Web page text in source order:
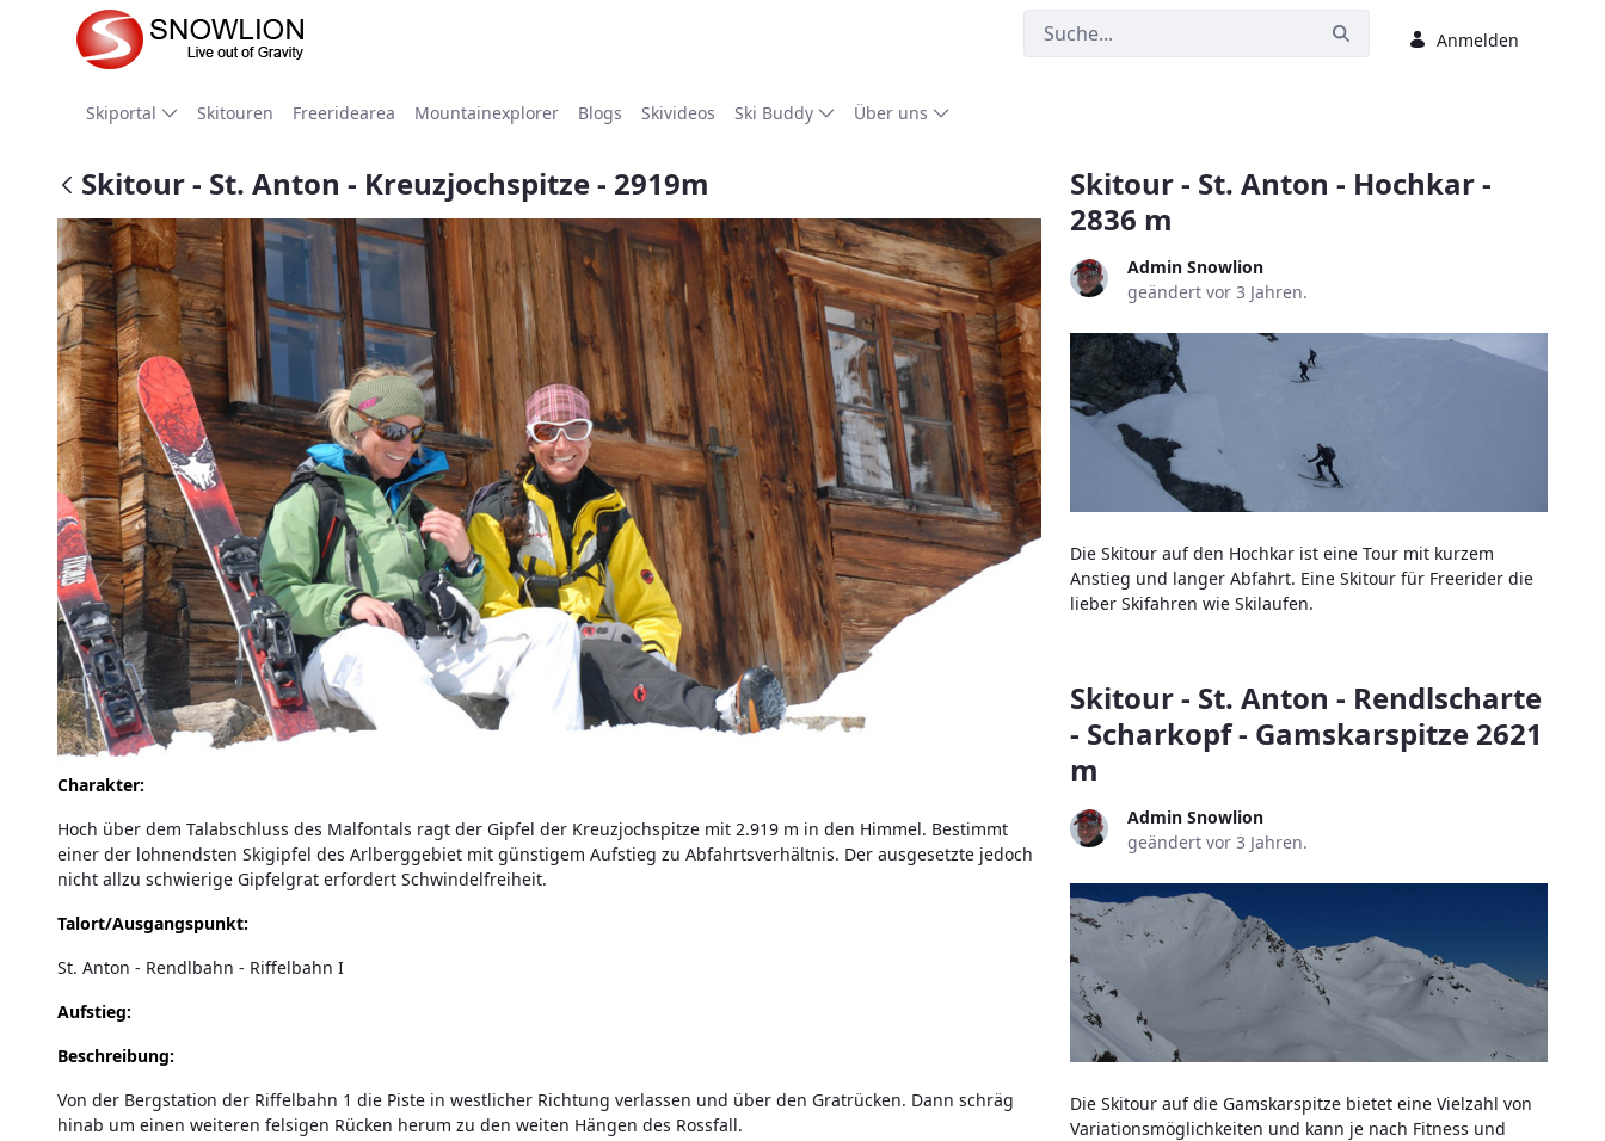
Zum Hauptinhalt springen
Anmelden
Skiportal Skitouren Freeridearea Mountainexplorer Blogs Skivideos Ski Buddy Über uns
Skitour - St. Anton - Kreuzjochspitze - 2919m
Charakter:
Hoch über dem Talabschluss des Malfontals ragt der Gipfel der Kreuzjochspitze mit 2.919 m in den Himmel. Bestimmt
einer der lohnendsten Skigipfel des Arlberggebiet mit günstigem Aufstieg zu Abfahrtsverhältnis. Der ausgesetzte jedoch
nicht allzu schwierige Gipfelgrat erfordert Schwindelfreiheit.
Talort/Ausgangspunkt:
St. Anton - Rendlbahn - Riffelbahn I
Aufstieg:
Beschreibung:
Von der Bergstation der Riffelbahn 1 die Piste in westlicher Richtung verlassen und über den Gratrücken. Dann schräg
hinab um einen weiteren felsigen Rücken herum zu den weiten Hängen des Rossfall.
Skitour - St. Anton - Hochkar -
2836 m
Admin Snowlion
geändert vor 3 Jahren.
Die Skitour auf den Hochkar ist eine Tour mit kurzem
Anstieg und langer Abfahrt. Eine Skitour für Freerider die
lieber Skifahren wie Skilaufen.
Skitour - St. Anton - Rendlscharte
- Scharkopf - Gamskarspitze 2621
m
Admin Snowlion
geändert vor 3 Jahren.
Die Skitour auf die Gamskarspitze bietet eine Vielzahl von
Variationsmöglichkeiten und kann je nach Fitness und